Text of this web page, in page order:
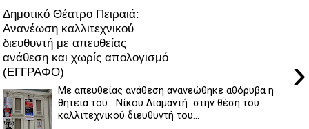
Δημοτικό Θέατρο Πειραιά:
Ανανέωση καλλιτεχνικού
διευθυντή με απευθείας
ανάθεση και χωρίς απολογισμό
(ΕΓΓΡΑΦΟ)
›
Με απευθείας ανάθεση ανανεώθηκε αθόρυβα η
θητεία του Νίκου Διαμαντή στην θέση του
καλλιτεχνικού διευθυντή του...